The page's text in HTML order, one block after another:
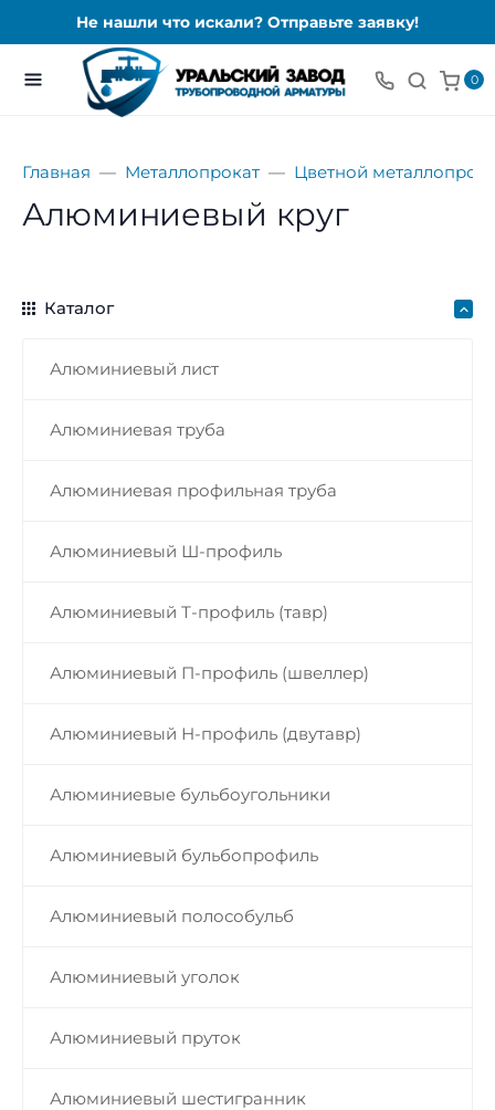
Не нашли что искали? Отправьте заявку!
0
Главная Металлопрокат Цветной
Алюминиевый круг
Каталог
Алюминиевый лист
Алюминиевая труба
Алюминиевая профильная труба
Алюминиевый Ш-профиль
Алюминиевый Т-профиль (тавр)
Алюминиевый П-профиль (швеллер)
Алюминиевый Н-профиль (двутавр)
Алюминиевые бульбоугольники
Алюминиевый бульбопрофиль
Алюминиевый полособульб
Алюминиевый уголок
Алюминиевый пруток
Алюминиевый шестигранник